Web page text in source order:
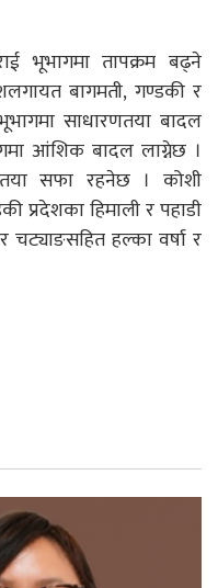
भूभागमा तापक्रम बढ्ने
बागमती, गण्डकी र
साधारणतया बादल
आंशिक बादल लाग्नेछ ।
सफा रहनेछ । कोशी
प्रदेशका हिमाली र पहाडी
हल्का वर्षा र